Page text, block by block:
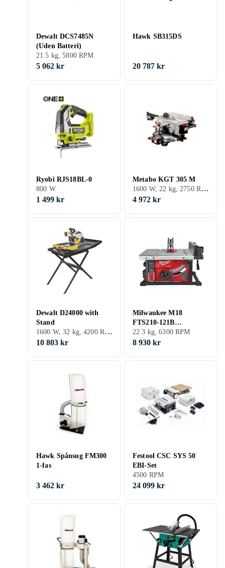
Dewalt DCS7485N
(Uden Batteri)
21.5 kg, 5800 RPM
5 062 kr
Hawk SB315DS
20 787 kr
Ryobi RJS18BL-0
800 W
1 499 kr
Metabo KGT 305 M
1600 W, 22 kg, 2750 RPM
4 972 kr
Dewalt D24000 with
Stand
1600 W, 32 kg, 4200 RPM
10 803 kr
Milwaukee M18
FTS210-121B
(1x12.0Ah)
22.3 kg, 6300 RPM
8 930 kr
Hawk Spånsug FM300
1-fas
3 462 kr
Festool CSC SYS 50
EBI-Set
4500 RPM
24 099 kr